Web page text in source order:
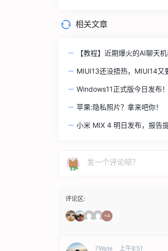
相关文章
【教程】近期爆火的AI聊天
MIUI13还没捂热，MIUI14又
Windows11正式版今日发布！
苹果:隐私照片？拿来吧你！
小米 MIX 4 明日发布，报告
评论区:
+4
7Wate 上午8:51